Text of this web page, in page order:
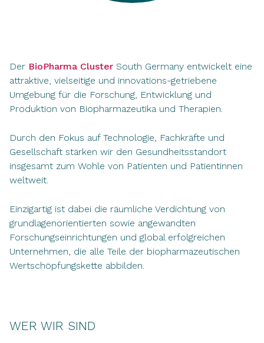
Der BioPharma Cluster South Germany entwickelt eine
attraktive, vielseitige und innovations-getriebene
Umgebung für die Forschung, Entwicklung und
Produktion von Biopharmazeutika und Therapien.
Durch den Fokus auf Technologie, Fachkräfte und
Gesellschaft stärken wir den Gesundheitsstandort
insgesamt zum Wohle von Patienten und Patientinnen
weltweit.
Einzigartig ist dabei die räumliche Verdichtung von
grundlagenorientierten sowie angewandten
Forschungseinrichtungen und global erfolgreichen
Unternehmen, die alle Teile der biopharmazeutischen
Wertschöpfungskette abbilden.
WER WIR SIND